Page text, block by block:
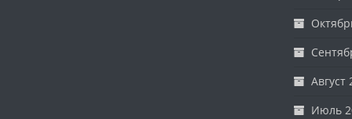
Август
Июль